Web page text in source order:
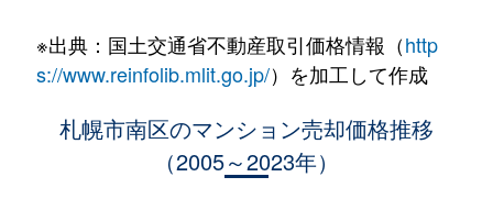
石山東
50万円 真駒内
徒歩45分
1,700万円 真駒内
※出典：国土交通省不動産取引価格情報（http
s://www.reinfolib.mlit.go.jp/）を加工して作成
札幌市南区のマンション売却価格推移
（2005～2023年）